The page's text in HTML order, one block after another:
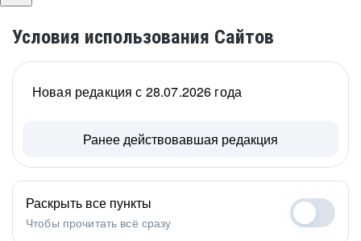
Условия использования Сайтов
Новая редакция с 28.07.2026 года
Ранее действовавшая редакция
Раскрыть все пункты
Чтобы прочитать всё сразу